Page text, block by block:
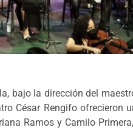
bajo la dirección del
César Rengifo ofrecieron
Ramos y Camilo